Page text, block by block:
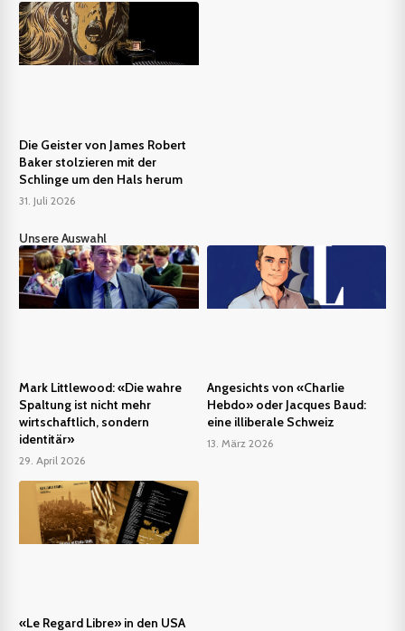
Die Geister von James Robert
Baker stolzieren mit der
Schlinge um den Hals herum
31. Juli 2026
Unsere Auswahl
Mark Littlewood: «Die wahre
Spaltung ist nicht mehr
wirtschaftlich, sondern
identitär»
29. April 2026
Angesichts von «Charlie
Hebdo» oder Jacques Baud:
eine illiberale Schweiz
13. März 2026
«Le Regard Libre» in den USA